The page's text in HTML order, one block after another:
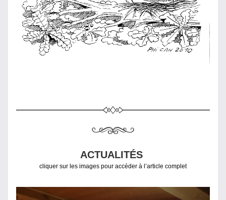
ACTUALITÉS
cliquer sur les images pour accéder à l’article complet